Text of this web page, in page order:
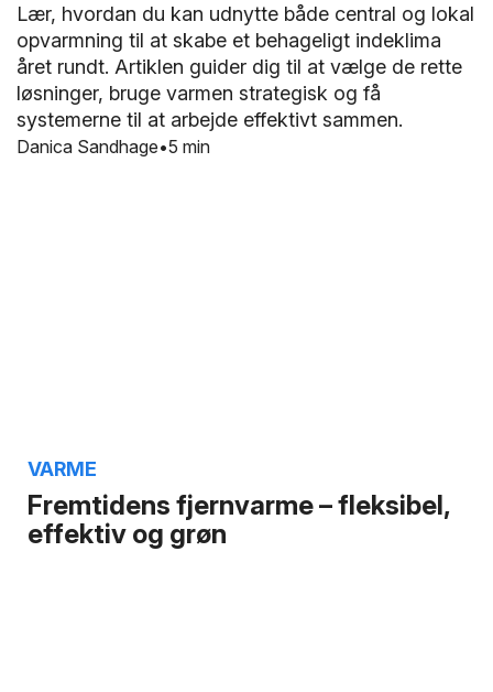
5 min
Lær, hvordan du kan udnytte både central og lokal
opvarmning til at skabe et behageligt indeklima
året rundt. Artiklen guider dig til at vælge de rette
løsninger, bruge varmen strategisk og få
systemerne til at arbejde effektivt sammen.
Danica Sandhage
Fremtidens fjernvarme – fleksibel,
effektiv og grøn
VARME